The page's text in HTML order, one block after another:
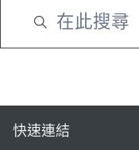
快速連結